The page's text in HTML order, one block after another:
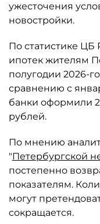
ужесточения
новостройки.
По статистике
ипотек жителям
полугодии 2026-
сравнению с
банки оформили
рублей.
По мнению
"Петербургской
постепенно
показателям.
могут
сокращается.